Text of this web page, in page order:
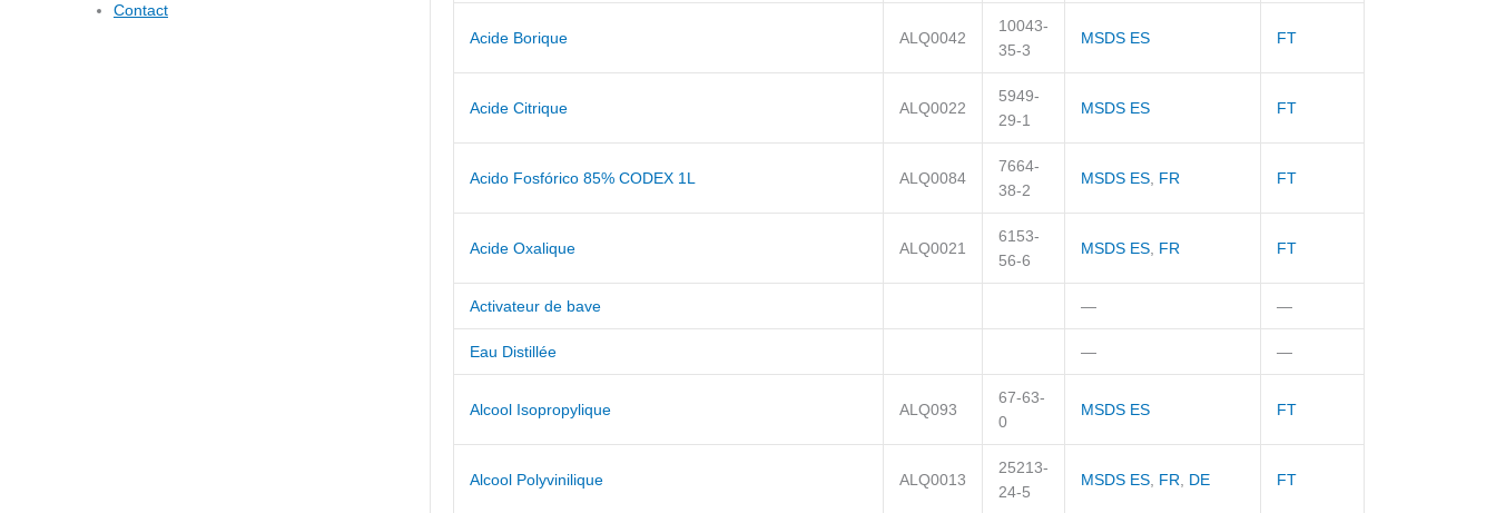
Contact
Acide Borique ALQ0042
10043-
35-3
MSDS ES FT
Acide Citrique ALQ0022
5949-
29-1
MSDS ES FT
Acido Fosfórico 85% CODEX 1L ALQ0084
7664-
38-2
MSDS ES, FR FT
Acide Oxalique ALQ0021
6153-
56-6
MSDS ES, FR FT
Activateur de bave — —
Eau Distillée — —
Alcool Isopropylique ALQ093
67-63-
0
MSDS ES FT
Alcool Polyvinilique ALQ0013
25213-
24-5
MSDS ES, FR, DE FT